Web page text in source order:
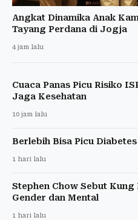
Angkat Dinamika Anak
Tayang Perdana di Jogja
4 jam lalu
Cuaca Panas Picu Risiko
Jaga Kesehatan
10 jam lalu
Berlebih Bisa Picu
1 hari lalu
Stephen Chow Sebut
Gender dan Mental
1 hari lalu